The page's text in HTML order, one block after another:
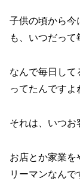
子供の頃から
も、いつだって
なんで毎日し
ってたんですよ
それは、いつお
お店とか家業
リーマンなんで